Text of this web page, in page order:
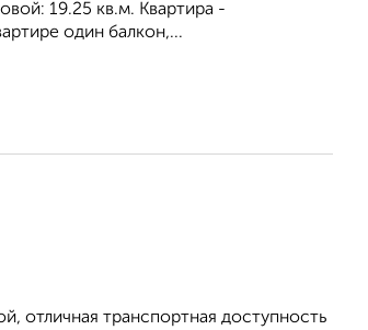
19.25 кв.м. Квартира -
один балкон,...
отличная транспортная доступность